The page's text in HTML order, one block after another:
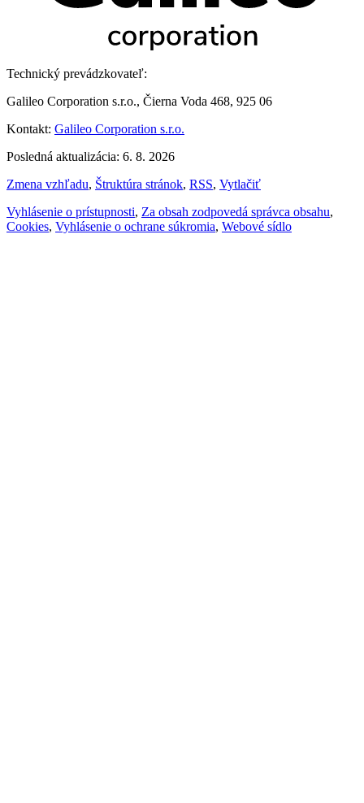
Technický prevádzkovateľ:
Galileo Corporation s.r.o., Čierna Voda 468, 925 06
Kontakt: Galileo Corporation s.r.o.
Posledná aktualizácia: 6. 8. 2026
Zmena vzhľadu, Štruktúra stránok, RSS, Vytlačiť
Vyhlásenie o prístupnosti, Za obsah zodpovedá správca obsahu,
Cookies, Vyhlásenie o ochrane súkromia, Webové sídlo